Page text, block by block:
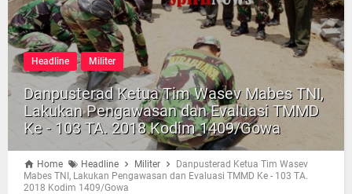
Headline Militer
Danpusterad Ketua Tim Wasev Mabes TNI,
Lakukan Pengawasan dan Evaluasi TMMD
Ke - 103 TA. 2018 Kodim 1409/Gowa
Home Headline Militer
Danpusterad Ketua Tim Wasev
Mabes TNI, Lakukan Pengawasan dan Evaluasi TMMD Ke - 103 TA.
2018 Kodim 1409/Gowa